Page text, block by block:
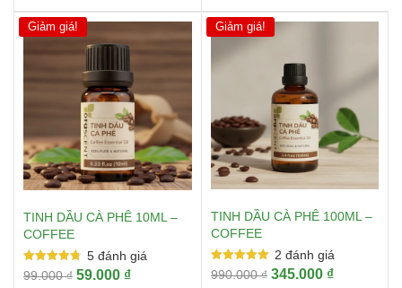
5 sao
là:
199.000 ₫.
tại
là:
5 sao
là:
299.000 ₫.
tại
Giảm giá!
TINH DẦU CÀ PHÊ 10ML –
COFFEE
Được xếp
hạng
5đánh giá
99.000₫ Giá
59.000 ₫Giá
Giảm giá!
TINH DẦU CÀ PHÊ 100ML –
COFFEE
Được xếp
hạng
2 đánh giá
990.000₫ Giá
345.000 ₫Giá